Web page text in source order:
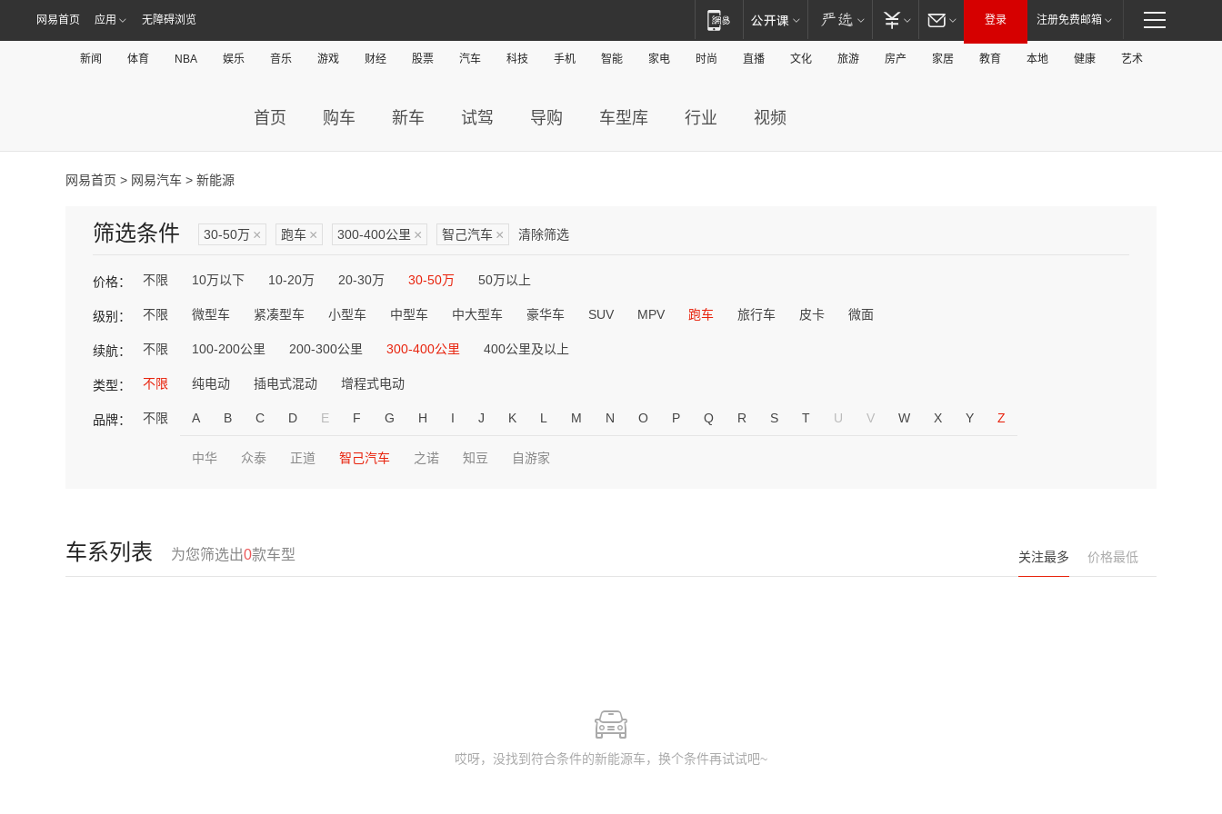
网易首页 应用 无障碍浏览 登录 注册免费邮箱
新闻 体育 NBA 娱乐 音乐 游戏 财经 股票 汽车 科技 手机 智能 家电 时尚 直播 文化 旅游 房产 家居 教育 本地 健康 艺术
首页 购车 新车 试驾 导购 车型库 行业 视频
网易首页 > 网易汽车 > 新能源
筛选条件 30-50万 × 跑车 × 300-400公里 × 智己汽车 × 清除筛选
价格： 不限 10万以下 10-20万 20-30万 30-50万 50万以上
级别： 不限 微型车 紧凑型车 小型车 中型车 中大型车 豪华车 SUV MPV 跑车 旅行车 皮卡 微面
续航： 不限 100-200公里 200-300公里 300-400公里 400公里及以上
类型： 不限 纯电动 插电式混动 增程式电动
品牌： 不限 A B C D E F G H I J K L M N O P Q R S T U V W X Y Z
中华 众泰 正道 智己汽车 之诺 知豆 自游家
车系列表 为您筛选出0款车型 关注最多 价格最低
哎呀，没找到符合条件的新能源车，换个条件再试试吧~